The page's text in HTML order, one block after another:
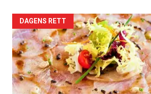
Articler
-
section
36
DAGENS RETT